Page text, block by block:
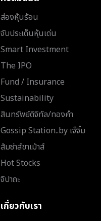
ส่องหุ้นร้อน
จับประเด็นหุ้นเด่น
Smart Investment
The IPO
Fund / Insurance
Sustainability
สินทรัพย์ดิจิทัล/ทองคำ
Gossip Station..by เจ๊จิ๋ม
ส้มซ่าส์ขาเม้าส์
Hot Stocks
จิปาถะ
เกี่ยวกับเรา